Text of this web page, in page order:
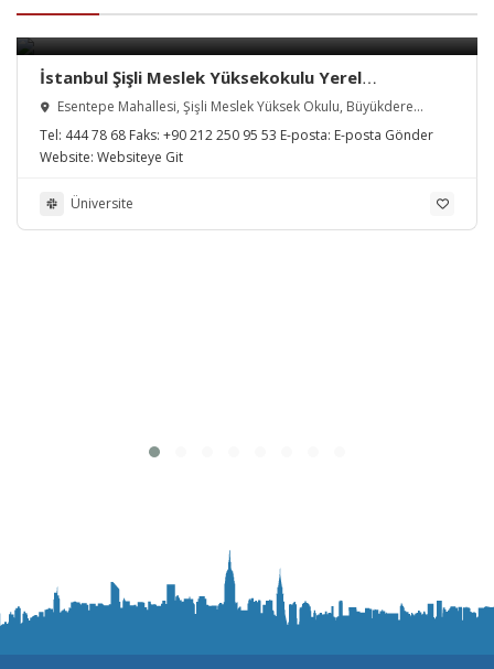
İstanbul Şişli Meslek Yüksekokulu Yerel
Yönetimler Programı
Esentepe Mahallesi, Şişli Meslek Yüksek Okulu, Büyükdere
Tel: 444 78 68 Faks: +90 212 250 95 53 E-posta: E-posta Gönder
Website: Websiteye Git
Üniversite